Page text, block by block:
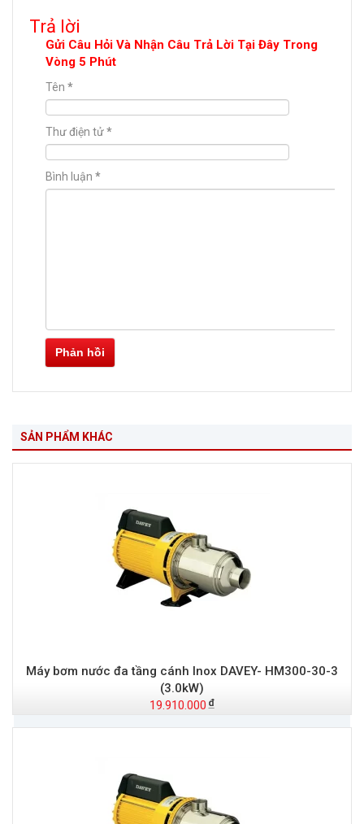
Trả lời
Gửi Câu Hỏi Và Nhận Câu Trả Lời Tại Đây Trong
Vòng 5 Phút
Tên *
Thư điện tử*
Bình luận *
Phản hồi
SẢN PHẨM KHÁC
Máy bơm nước đa tầng cánh Inox DAVEY- HM300-30-3
(3.0kW)
19.910.000